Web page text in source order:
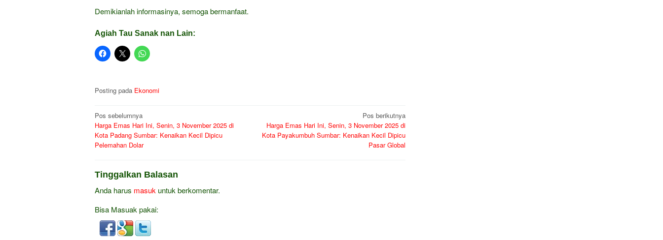
Demikianlah informasinya, semoga bermanfaat.
Agiah Tau Sanak nan Lain:
Posting pada Ekonomi
Navigasi
pos
Pos sebelumnya
Harga Emas Hari Ini, Senin, 3 November 2025 di
Kota Padang Sumbar: Kenaikan Kecil Dipicu
Pelemahan Dolar
Pos berikutnya
Harga Emas Hari Ini, Senin, 3 November 2025 di
Kota Payakumbuh Sumbar: Kenaikan Kecil Dipicu
Pasar Global
Tinggalkan Balasan
Anda harus masuk untuk berkomentar.
Bisa Masuak pakai: